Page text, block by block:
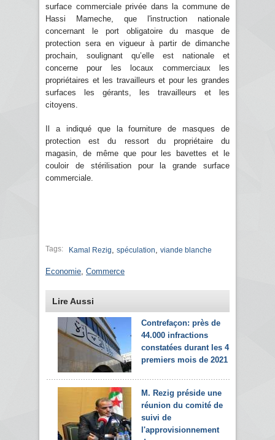
surface commerciale privée dans la commune de
Hassi Mameche, que l'instruction nationale
concernant le port obligatoire du masque de
protection sera en vigueur à partir de dimanche
prochain, soulignant qu’elle est nationale et
concerne pour les locaux commerciaux les
propriétaires et les travailleurs et pour les grandes
surfaces les gérants, les travailleurs et les
citoyens.
Il a indiqué que la fourniture de masques de
protection est du ressort du propriétaire du
magasin, de même que pour les bavettes et le
couloir de stérilisation pour la grande surface
commerciale.
Tags: Kamal Rezig spéculation viande blanche
Economie Commerce
Lire Aussi
Contrefaçon: près de
44.000 infractions
constatées durant les 4
premiers mois de 2021
M. Rezig préside une
réunion du comité de
suivi de
l'approvisionnement